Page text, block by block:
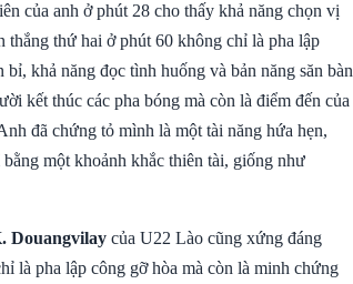
của anh ở phút 28 cho thấy khả năng chọn vị
thắng thứ hai ở phút 60 không chỉ là pha lập
khả năng đọc tình huống và bản năng săn bàn
kết thúc các pha bóng mà còn là điểm đến của
đã chứng tỏ mình là một tài năng hứa hẹn,
một khoảnh khắc thiên tài, giống như
Douangvilay của U22 Lào cũng xứng đáng
là pha lập công gỡ hòa mà còn là minh chứng